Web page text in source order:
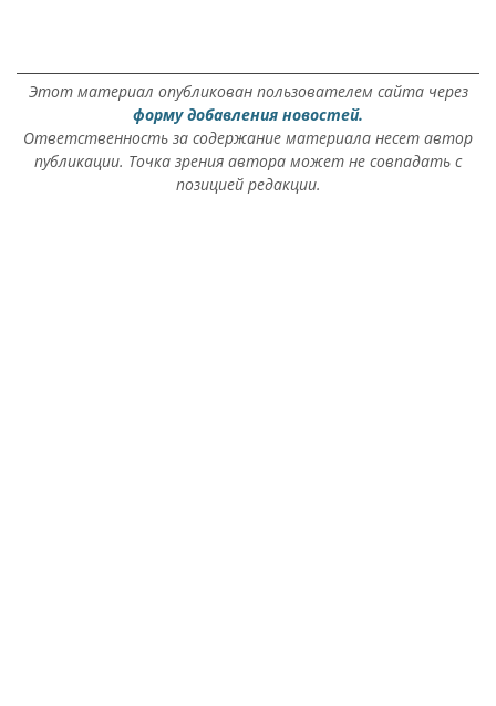
Этот материал опубликован пользователем сайта через
форму добавления новостей.
Ответственность за содержание материала несет автор
публикации. Точка зрения автора может не совпадать с
позицией редакции.